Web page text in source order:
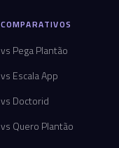
COMPARATIVOS
vs Pega Plantão
vs Escala App
vs Doctorid
vs Quero Plantão